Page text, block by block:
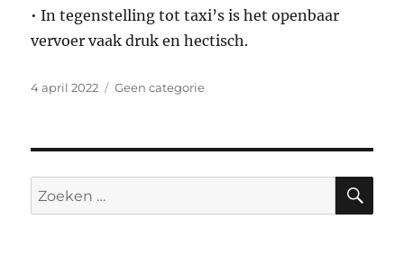
• In tegenstelling tot taxi’s is het openbaar
vervoer vaak druk en hectisch.
Geplaatst
4 april 2022 Categorieën
Geen categorie
Zoeken
naar: